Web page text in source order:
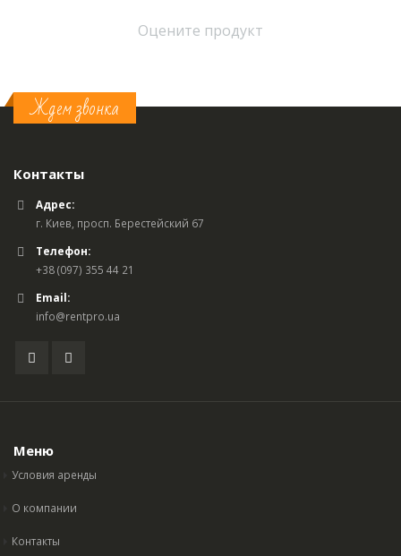
Оцените продукт
Ждем звонка
Контакты
Адрес:
г. Киев, просп. Берестейский 67
Телефон:
+38 (097) 355 44 21
Email:
info@rentpro.ua
Меню
Условия аренды
О компании
Контакты